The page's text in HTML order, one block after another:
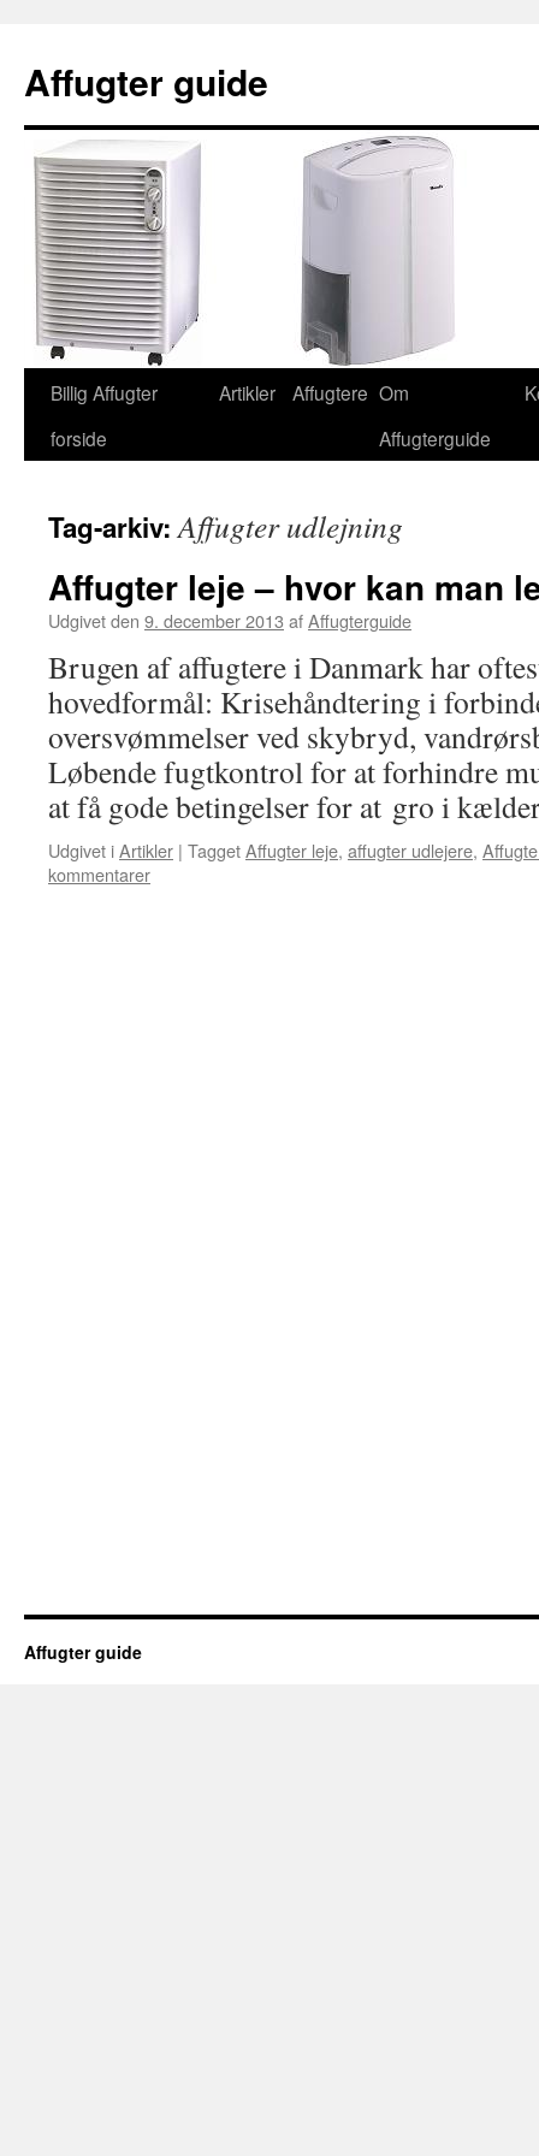
Affugter guide
Hop
Billig Affugter
forside
Artikler Affugtere Om
Affugterguide
Tag-arkiv:Affugter udlejning
Affugter leje – hvor kan man
Udgivet den 9. december 2013 afAffugterguide
Brugen af affugtere i Danmark har
hovedformål: Krisehåndtering i
oversvømmelser ved skybryd,
Løbende fugtkontrol for at forhindre
at få gode betingelser for at gro i
Udgivet iArtikler | TaggetAffugter leje, affugter udlejere,
kommentarer
Affugter guide